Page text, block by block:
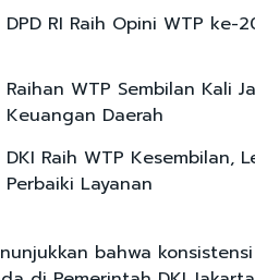
DPD RI Raih Opini WTP
Raihan WTP Sembilan Kali
Keuangan Daerah
DKI Raih WTP Kesembilan,
Perbaiki Layanan
bahwa